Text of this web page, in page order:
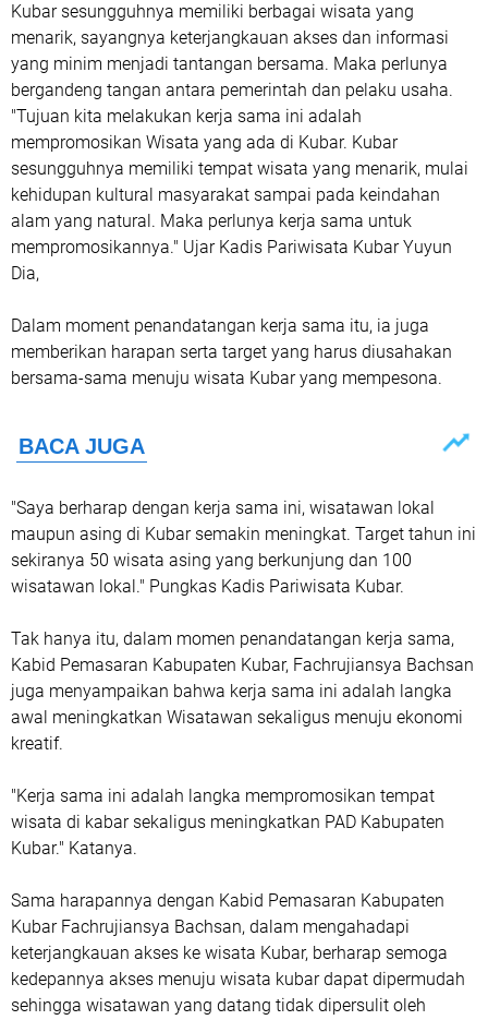
Kubar sesungguhnya memiliki berbagai wisata yang
menarik, sayangnya keterjangkauan akses dan informasi
yang minim menjadi tantangan bersama. Maka perlunya
bergandeng tangan antara pemerintah dan pelaku usaha.
"Tujuan kita melakukan kerja sama ini adalah
mempromosikan Wisata yang ada di Kubar. Kubar
sesungguhnya memiliki tempat wisata yang menarik, mulai
kehidupan kultural masyarakat sampai pada keindahan
alam yang natural. Maka perlunya kerja sama untuk
mempromosikannya." Ujar Kadis Pariwisata Kubar Yuyun
Dia,
Dalam moment penandatangan kerja sama itu, ia juga
memberikan harapan serta target yang harus diusahakan
bersama-sama menuju wisata Kubar yang mempesona.
"Saya berharap dengan kerja sama ini, wisatawan lokal
maupun asing di Kubar semakin meningkat. Target tahun ini
sekiranya 50 wisata asing yang berkunjung dan 100
wisatawan lokal." Pungkas Kadis Pariwisata Kubar.
Tak hanya itu, dalam momen penandatangan kerja sama,
Kabid Pemasaran Kabupaten Kubar, Fachrujiansya Bachsan
juga menyampaikan bahwa kerja sama ini adalah langka
awal meningkatkan Wisatawan sekaligus menuju ekonomi
kreatif.
"Kerja sama ini adalah langka mempromosikan tempat
wisata di kabar sekaligus meningkatkan PAD Kabupaten
Kubar." Katanya.
Sama harapannya dengan Kabid Pemasaran Kabupaten
Kubar Fachrujiansya Bachsan, dalam mengahadapi
keterjangkauan akses ke wisata Kubar, berharap semoga
kedepannya akses menuju wisata kubar dapat dipermudah
sehingga wisatawan yang datang tidak dipersulit oleh